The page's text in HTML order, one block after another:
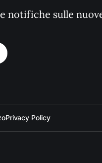
notifiche sulle
Privacy Policy